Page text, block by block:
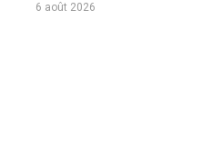
6 août 2026